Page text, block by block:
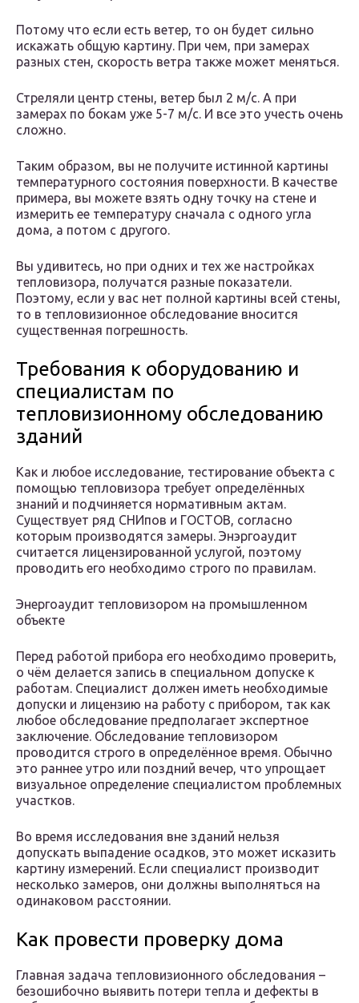
Потому что если есть ветер, то он будет сильно
искажать общую картину. При чем, при замерах
разных стен, скорость ветра также может меняться.
Стреляли центр стены, ветер был 2 м/с. А при
замерах по бокам уже 5-7 м/с. И все это учесть очень
сложно.
Таким образом, вы не получите истинной картины
температурного состояния поверхности. В качестве
примера, вы можете взять одну точку на стене и
измерить ее температуру сначала с одного угла
дома, а потом с другого.
Вы удивитесь, но при одних и тех же настройках
тепловизора, получатся разные показатели.
Поэтому, если у вас нет полной картины всей стены,
то в тепловизионное обследование вносится
существенная погрешность.
Требования к оборудованию и
специалистам по
тепловизионному обследованию
зданий
Как и любое исследование, тестирование объекта с
помощью тепловизора требует определённых
знаний и подчиняется нормативным актам.
Существует ряд СНИпов и ГОСТОВ, согласно
которым производятся замеры. Энэргоаудит
считается лицензированной услугой, поэтому
проводить его необходимо строго по правилам.
Энергоаудит тепловизором на промышленном
объекте
Перед работой прибора его необходимо проверить,
о чём делается запись в специальном допуске к
работам. Специалист должен иметь необходимые
допуски и лицензию на работу с прибором, так как
любое обследование предполагает экспертное
заключение. Обследование тепловизором
проводится строго в определённое время. Обычно
это раннее утро или поздний вечер, что упрощает
визуальное определение специалистом проблемных
участков.
Во время исследования вне зданий нельзя
допускать выпадение осадков, это может исказить
картину измерений. Если специалист производит
несколько замеров, они должны выполняться на
одинаковом расстоянии.
Как провести проверку дома
Главная задача тепловизионного обследования –
безошибочно выявить потери тепла и дефекты в